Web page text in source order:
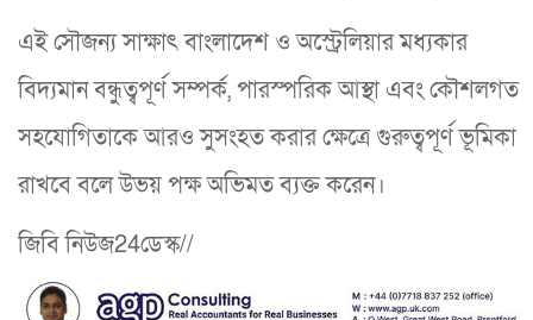
এই সৌজন্য সাক্ষাৎ বাংলাদেশ ও অস্ট্রেলিয়ার মধ্যকার
বিদ্যমান বন্ধুত্বপূর্ণ সম্পর্ক, পারস্পরিক আস্থা এবং কৌশলগত
সহযোগিতাকে আরও সুসংহত করার ক্ষেত্রে গুরুত্বপূর্ণ ভূমিকা
রাখবে বলে উভয় পক্ষ অভিমত ব্যক্ত করেন।
জিবি নিউজ24ডেস্ক//